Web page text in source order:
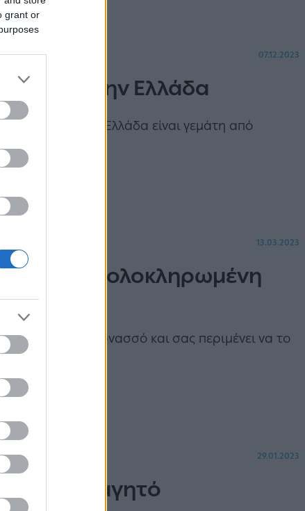
grant or
07.12.2023
στην Ελλάδα
η ορεινή Ελλάδα είναι γεμάτη από
13.03.2023
Μια ολοκληρωμένη
στον Παρνασσό και σας περιμένει να το
29.01.2023
για φαγητό